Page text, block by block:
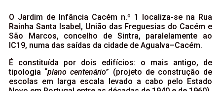
O Jardim de Infância Cacém n.º 1 localiza-se na Rua
Rainha Santa Isabel, União das Freguesias do Cacém e
São Marcos, concelho de Sintra, paralelamente ao
IC19, numa das saídas da cidade de Agualva–Cacém.
É constituída por dois edifícios: o mais antigo, de
tipologia “plano centenário” (projeto de construção de
escolas em larga escala levado a cabo pelo Estado